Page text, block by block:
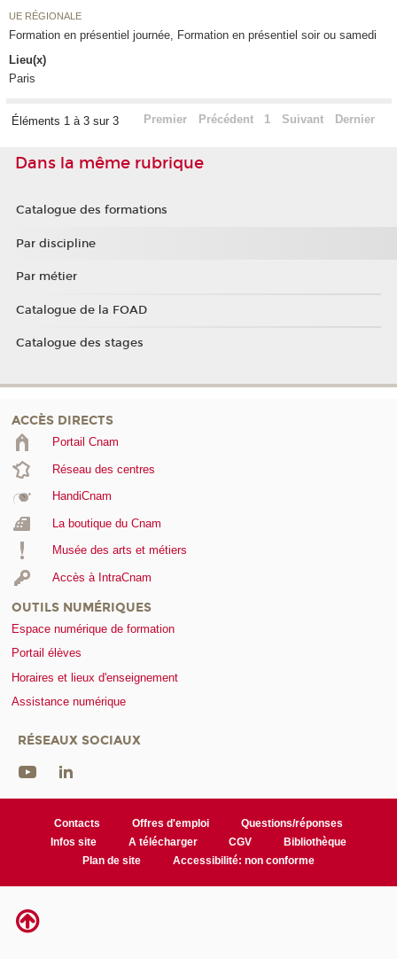
UE RÉGIONALE
Formation en présentiel journée, Formation en présentiel soir ou samedi
Lieu(x)
Paris
Éléments 1 à 3 sur 3 Premier Précédent 1 Suivant Dernier
Dans la même rubrique
Catalogue des formations
Par discipline
Par métier
Catalogue de la FOAD
Catalogue des stages
ACCÈS DIRECTS
Portail Cnam
Réseau des centres
HandiCnam
La boutique du Cnam
Musée des arts et métiers
Accès à IntraCnam
OUTILS NUMÉRIQUES
Espace numérique de formation
Portail élèves
Horaires et lieux d'enseignement
Assistance numérique
RÉSEAUX SOCIAUX
Contacts Offres d'emploi
Questions/réponses
Infos site
A télécharger CGV
Bibliothèque
Plan de site
Accessibilité: non conforme